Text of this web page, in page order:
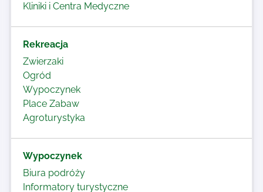
Kliniki i Centra Medyczne
Rekreacja
Zwierzaki
Ogród
Wypoczynek
Place Zabaw
Agroturystyka
Wypoczynek
Biura podróży
Informatory turystyczne